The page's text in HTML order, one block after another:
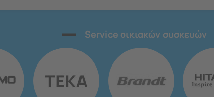
Service οικιακών συσκευών